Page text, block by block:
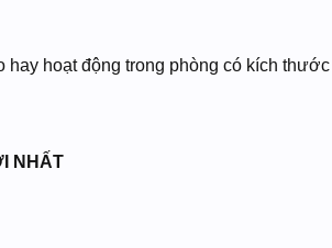
hay hoạt động trong phòng có kích
NHẤT